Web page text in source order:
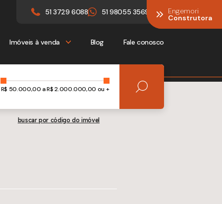
Imóveis à venda Blog Fale conosco
Engemori
Construtora
51 3729 6088 51 98055 3569 Engemori
Construtora
R$ 50.000,00 a R$2.000.000,00 ou +
buscar por código do imóvel